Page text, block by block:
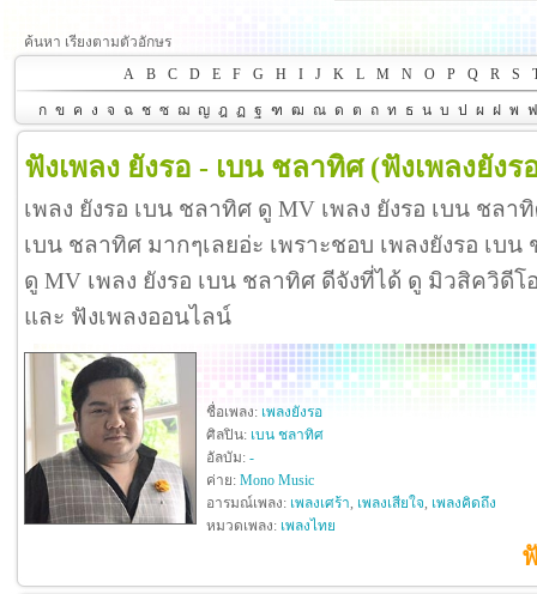
ค้นหา เรียงตามตัวอักษร
A
B C D E F G H I J K L M N O P Q R S
ก ข ค ง จ ฉ ช ซ ฌ ญ ฎ ฏ ฐ ฑ ฒ ณ ด ต ถ ท ธ น บ ป ผ ฝ พ ฟ
ฟังเพลง ยังรอ - เบน ชลาทิศ (ฟังเพลงยังร
เพลง ยังรอ เบน ชลาทิศ ดู MV เพลง ยังรอ เบน ชลา
เบน ชลาทิศ มากๆเลยอ่ะ เพราะชอบ เพลงยังรอ เบ
ดู MV เพลง ยังรอ เบน ชลาทิศ ดีจังที่ได้ ดู มิวสิควิดีโ
และ ฟังเพลงออนไลน์
ชื่อเพลง: เพลงยังรอ
ศิลปิน: เบน ชลาทิศ
อัลบัม: -
ค่าย: Mono Music
อารมณ์เพลง: เพลงเศร้า, เพลงเสียใจ, เพลงคิดถึง
หมวดเพลง: เพลงไทย